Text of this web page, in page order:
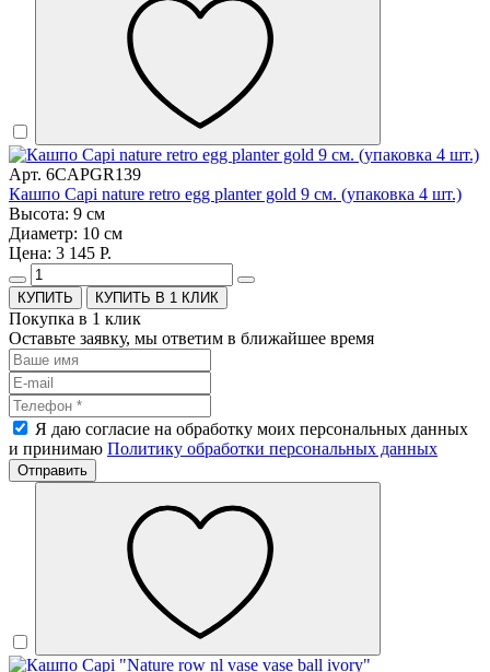
Арт. 6CAPGR139
Кашпо Capi nature retro egg planter gold 9 см. (упаковка 4 шт.)
Высота: 9 см
Диаметр: 10 см
Цена: 3 145 Р.
КУПИТЬ В 1 КЛИК
Покупка в 1 клик
Оставьте заявку, мы ответим в ближайшее время
Я даю согласие на обработку моих персональных данных
и принимаю Политику обработки персональных данных
Отправить